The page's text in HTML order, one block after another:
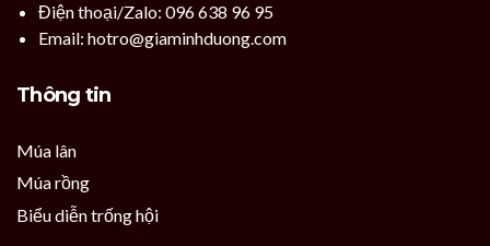
Điện thoại/Zalo: 096 638 96 95
Email: hotro@giaminhduong.com
Thông tin
Múa lân
Múa rồng
Biểu diễn trống hội